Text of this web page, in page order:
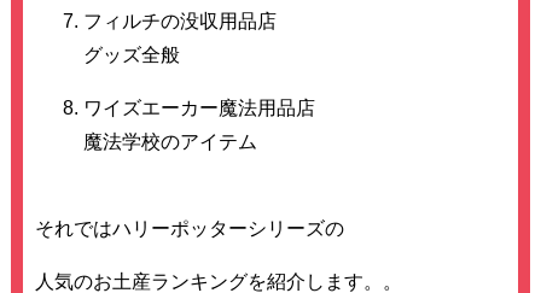
フィルチの没収用品店
グッズ全般
ワイズエーカー魔法用品店
魔法学校のアイテム
それではハリーポッターシリーズの
人気のお土産ランキングを紹介します。。